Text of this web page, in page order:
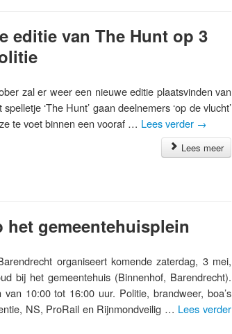
editie van The Hunt op 3
zal er weer een nieuwe editie plaatsvinden van
‘The Hunt’ gaan deelnemers ‘op de vlucht’
te voet binnen een vooraf … Lees verder →
Lees meer
gemeentehuisplein
organiseert komende zaterdag, 3 mei,
bij het gemeentehuis (Binnenhof, Barendrecht).
10:00 tot 16:00 uur. Politie, brandweer, boa’s
NS, ProRail en Rijnmondveilig … Lees verder